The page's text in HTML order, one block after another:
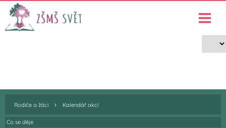
Rodiče a žáci › Kalendář akcí
Co se děje